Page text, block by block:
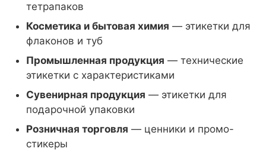
тетрапаков
Косметика и бытовая химия — этикетки для
флаконов и туб
Промышленная продукция — технические
этикетки с характеристиками
Сувенирная продукция — этикетки для
подарочной упаковки
Розничная торговля — ценники и промо-
стикеры